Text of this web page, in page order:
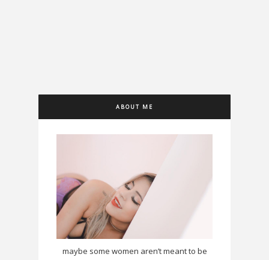
ABOUT ME
maybe some women aren’t meant to be